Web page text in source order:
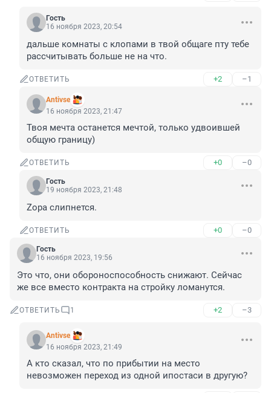
Гость
16 ноября 2023, 20:54
дальше комнаты с клопами в твой общаге пту тебе
рассчитывать больше не на что.
ОТВЕТИТЬ +2 –1
Antivse
16 ноября 2023, 21:47
Твоя мечта останется мечтой, только удвоившей
общую границу)
ОТВЕТИТЬ +0 –0
Гость
19 ноября 2023, 21:48
Zopa слипнется.
ОТВЕТИТЬ +0 –0
Гость
16 ноября 2023, 19:56
Это что, они обороноспособность снижают. Сейчас
же все вместо контракта на стройку ломанутся.
ОТВЕТИТЬ 1 +2 –3
Antivse
16 ноября 2023, 21:49
А кто сказал, что по прибытии на место
невозможен переход из одной ипостаси в другую?